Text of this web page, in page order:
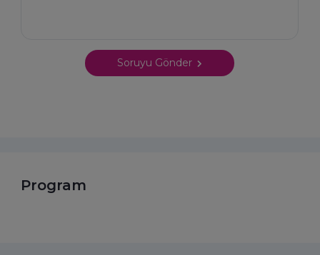
Soruyu Gönder
Program